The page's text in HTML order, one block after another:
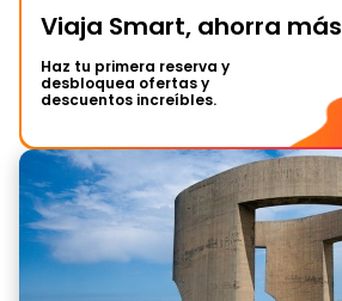
Viaja Smart, ahorra más
Haz tu primera reserva y
desbloquea ofertas y
descuentos increíbles.